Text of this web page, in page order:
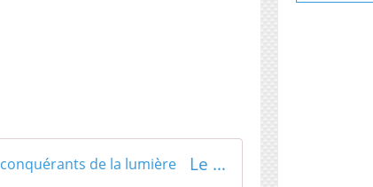
Le 09 septembre 1985 : Jayce et les conquérants de la lumière